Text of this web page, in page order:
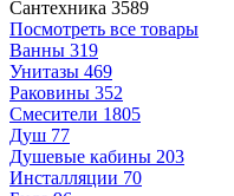
Сантехника 3589
Посмотреть все товары
Ванны 319
Унитазы 469
Раковины 352
Смесители 1805
Душ 77
Душевые кабины 203
Инсталляции 70